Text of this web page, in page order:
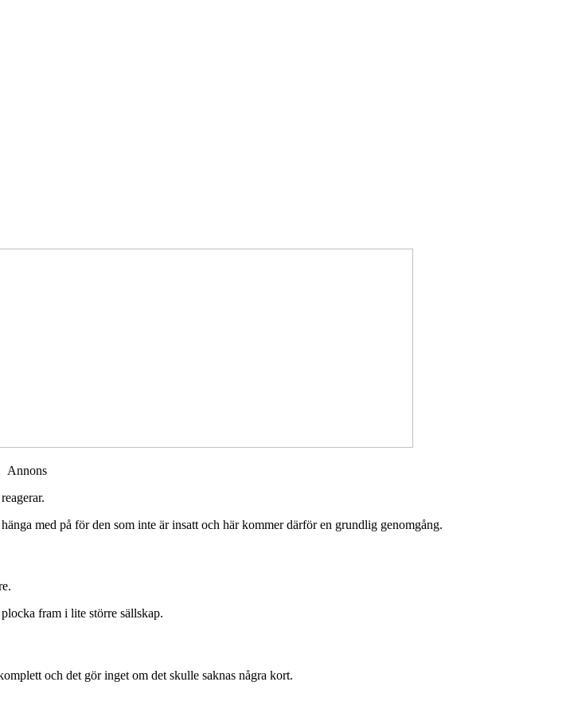
Annons
med på för den som inte är insatt och här kommer därför en grundlig genomgång.
fram i lite större sällskap.
och det gör inget om det skulle saknas några kort.